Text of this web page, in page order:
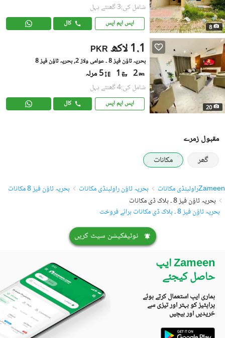
8
شامل کی:3 گھنٹے پہل
ایس ایم ایس کال
20
PKR 1.1 لاکھ
بحریہ ٹاؤن فیز 8 ۔ عوامی ولاز 2, بحریہ ٹاؤن فیز 8
2
1 5 مرلہ
شامل کی:4 گھنٹے پہل
ایس ایم ایس کال
مقبول زمرے
گھر
مکانات
Zameenراولپنڈی مکانات بحریہ ٹاؤن راولپنڈی مکانات
بحریہ ٹاؤن فیز 8 مکانات
بحریہ ٹاؤن فیز 8 ۔ بلاک ڈی مکانات
بحریہ ٹاؤن فیز 8 ۔ بلاک ڈی مکانات برائے فروخت
نوٹیفکیشن سیٹ کریں
Zameen ایپ
حاصل کیجئے
ہماری ایپ استعمال کرتے ہوئے
پراپٹیز کو بہتر اور تیزی سے
خریدیں اور بیچیں